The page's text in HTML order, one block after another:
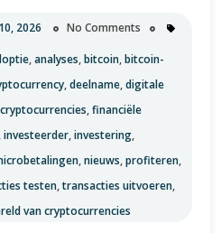
2026 No Comments
,analyses,bitcoin,bitcoin-
,deelname,digitale
,financiële
,investeerder,investering,
,nieuws,profiteren,
testen,transacties uitvoeren,
van cryptocurrencies